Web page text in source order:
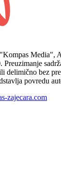
Media",
Preuzimanje
delimično bez
povredu
zajecara.com